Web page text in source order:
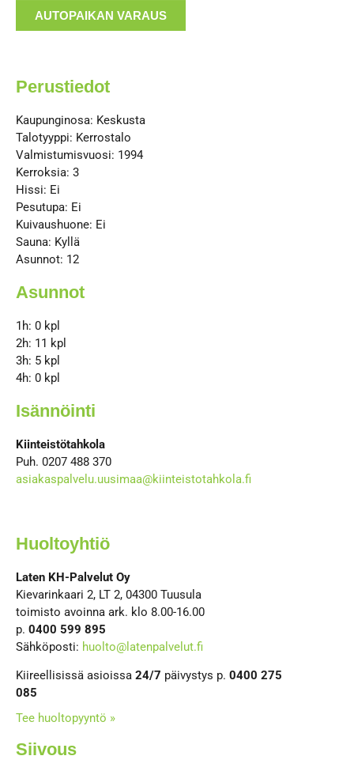
AUTOPAIKAN VARAUS
Perustiedot
Kaupunginosa: Keskusta
Talotyyppi: Kerrostalo
Valmistumisvuosi: 1994
Kerroksia: 3
Hissi: Ei
Pesutupa: Ei
Kuivaushuone: Ei
Sauna: Kyllä
Asunnot: 12
Asunnot
1h: 0 kpl
2h: 11 kpl
3h: 5 kpl
4h: 0 kpl
Isännöinti
Kiinteistötahkola
Puh. 0207 488 370
asiakaspalvelu.uusimaa@kiinteistotahkola.fi
Huoltoyhtiö
Laten KH-Palvelut Oy
Kievarinkaari 2, LT 2, 04300 Tuusula
toimisto avoinna ark. klo 8.00-16.00
p. 0400 599 895
Sähköposti: huolto@latenpalvelut.fi
Kiireellisissä asioissa 24/7 päivystys p. 0400 275
085
Tee huoltopyyntö »
Siivous